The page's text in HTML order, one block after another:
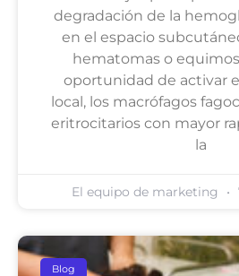
degradación de la
en el espacio
hematomas o
oportunidad de activar
local, los macrófagos
eritrocitarios con mayor
la
El equipo de marketing
Blog